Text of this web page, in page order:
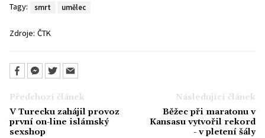
Tagy: smrt umělec
Zdroje: ČTK
Předchozí článek
V Turecku zahájil provoz
první on-line islámský
sexshop
Následující článek
Běžec při maratonu v
Kansasu vytvořil rekord
- v pletení šály